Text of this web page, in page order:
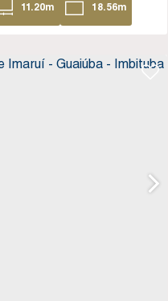
11.20m 18.56m